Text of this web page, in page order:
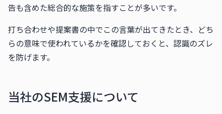
告も含めた総合的な施策を指すことが多いです。
打ち合わせや提案書の中でこの言葉が出てきたとき、どち
らの意味で使われているかを確認しておくと、認識のズレ
を防げます。
当社のSEM支援について